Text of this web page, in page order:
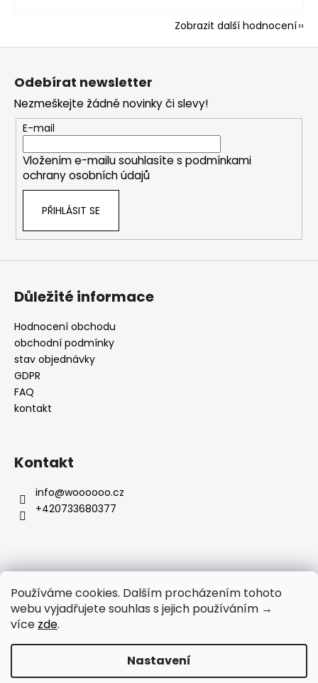
Používáme cookies. Dalším procházením tohoto
webu vyjadřujete souhlas s jejich používáním →
více zde.
Nastavení
UPOZORNÉNÍ PRO ZÁKAZNÍKY: Čerpání dovolené od 3. 8. do 9.
8. 2026. E-Shop zůstává otevřený a i nadále můžete
Zobrazit další hodnocení
Z
Odebírat newsletter
Nezmeškejte žádné novinky či slevy!
E-mail
Vložením e-mailu souhlasíte s podmínkami
ochrany osobních údajů
PŘIHLÁSIT SE
Důležité informace
Hodnocení obchodu
obchodní podmínky
stav objednávky
GDPR
FAQ
kontakt
Kontakt
info@woooooo.cz
+420733680377
Přijímáme online platby